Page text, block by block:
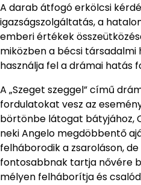
A darab átfogó erkölcsi
igazságszolgáltatás, a
emberi értékek
miközben a bécsi
használja fel a drámai hatás
A „Szeget szeggel” című
fordulatokat vesz az
börtönbe látogat bátyjához,
neki Angelo megdöbbentő
felháborodik a zsaroláson,
fontosabbnak tartja nővére
mélyen felháborítja és